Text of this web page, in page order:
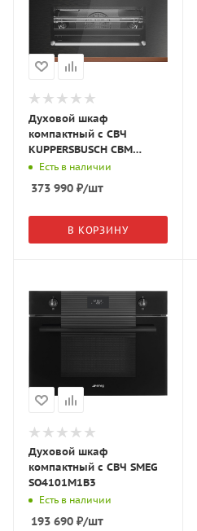
Духовой шкаф
компактный с СВЧ
KUPPERSBUSCH CBM
6350.0 GPH 7 графитовое
стекло/Copper
Есть в наличии
373 990 ₽/шт
В КОРЗИНУ
Духовой шкаф
компактный с СВЧ SMEG
SO4101M1B3
Есть в наличии
193 690 ₽/шт